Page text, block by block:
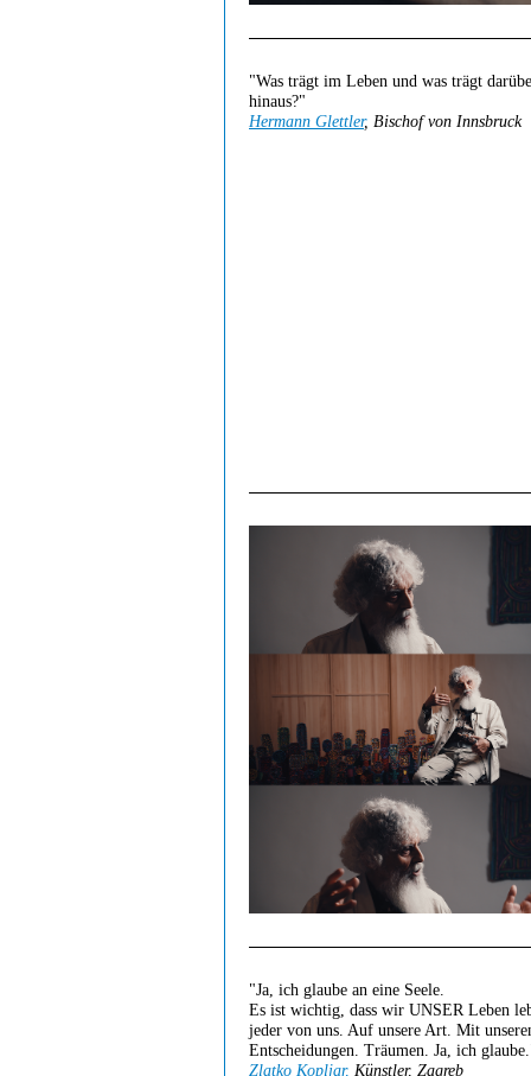
"Was trägt im Leben und was trägt
hinaus?"
Hermann Glettler, Bischof von Innsbruck
"Ja, ich glaube an eine Seele.
Es ist wichtig, dass wir UNSER Leben
jeder von uns. Auf unsere Art. Mit
Entscheidungen. Träumen. Ja, ich
Zlatko Kopljar, Künstler, Zagreb